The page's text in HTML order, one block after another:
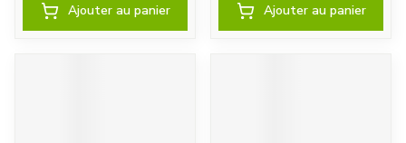
Ajouter au panier Ajouter au panier